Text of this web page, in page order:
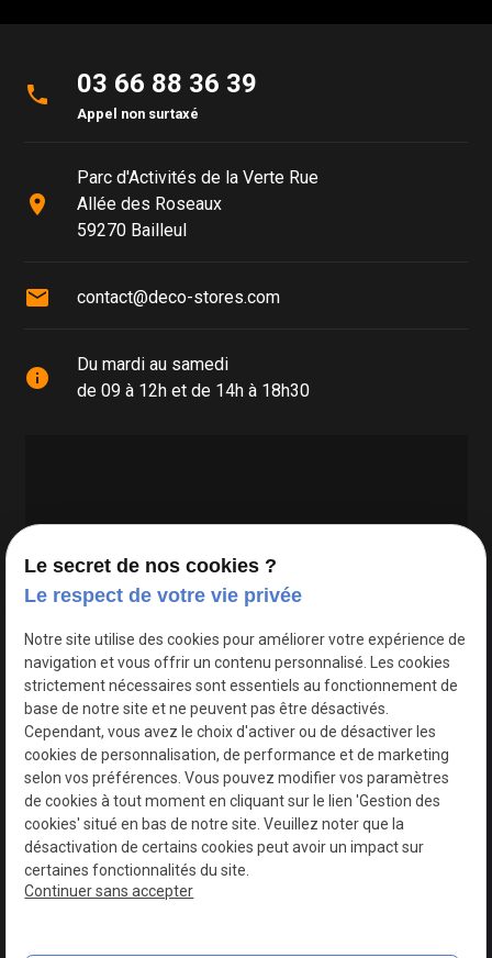
phone 03 66 88 36 39
Appel non surtaxé
place
Parc d'Activités de la Verte Rue
Allée des Roseaux
59270 Bailleul
mail contact@deco-stores.com
info
Du mardi au samedi
de 09 à 12h et de 14h à 18h30
Google Maps Search API est désactivé.
Le secret de nos cookies ?
Le respect de votre vie privée
Notre site utilise des cookies pour améliorer votre expérience de
navigation et vous offrir un contenu personnalisé. Les cookies
strictement nécessaires sont essentiels au fonctionnement de
base de notre site et ne peuvent pas être désactivés.
Cependant, vous avez le choix d'activer ou de désactiver les
cookies de personnalisation, de performance et de marketing
selon vos préférences. Vous pouvez modifier vos paramètres
de cookies à tout moment en cliquant sur le lien 'Gestion des
cookies' situé en bas de notre site. Veuillez noter que la
désactivation de certains cookies peut avoir un impact sur
certaines fonctionnalités du site.
Continuer sans accepter